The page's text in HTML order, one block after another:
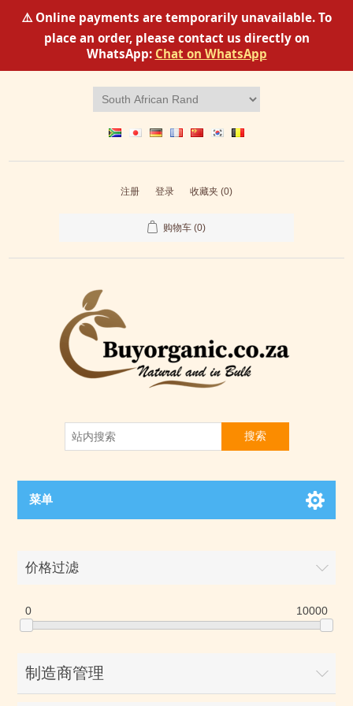
⚠️ Online payments are temporarily unavailable. To
place an order, please contact us directly on
WhatsApp: Chat on WhatsApp
注册 登录 收藏夹 (0)
购物车 (0)
搜索
菜单
价格过滤
0 10000
制造商管理